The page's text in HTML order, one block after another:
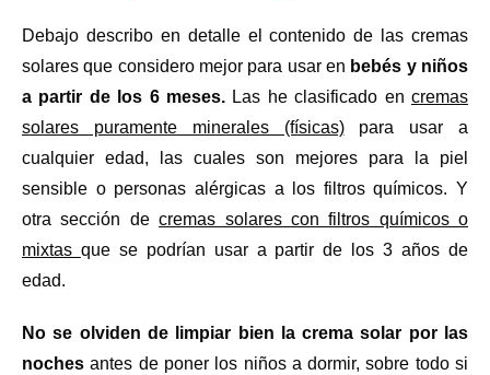
Debajo describo en detalle el contenido de las cremas
solares que considero mejor para usar en bebés y niños
a partir de los 6 meses. Las he clasificado en cremas
solares puramente minerales (físicas)para usar a
cualquier edad, las cuales son mejores para la piel
sensible o personas alérgicas a los filtros químicos. Y
otra sección decremas solares con filtros químicos o
mixtas que se podrían usar a partir de los 3 años de
edad.
No se olviden de limpiar bien la crema solar por las
noches antes de poner los niños a dormir, sobre todo si